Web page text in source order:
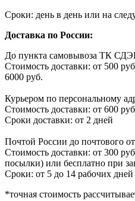
Сроки: день в день или на
Доставка по России:
До пункта самовывоза ТК
Стоимость доставки: от 500
6000 руб.
Курьером по персональному
Стоимость доставки: от 600
Сроки доставки: от 2 дней
Почтой России до почтового
Стоимость доставки: от 300
посылки) или бесплатно при
Сроки: от 5 до 14 рабочих дней
*точная стоимость